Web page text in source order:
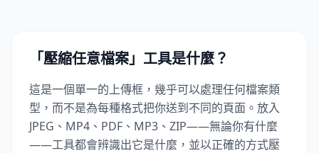
「壓縮任意檔案」工具是什麼？
這是一個單一的上傳框，幾乎可以處理任何檔案類
型，而不是為每種格式把你送到不同的頁面。放入
JPEG、MP4、PDF、MP3、ZIP——無論你有什麼
——工具都會辨識出它是什麼，並以正確的方式壓